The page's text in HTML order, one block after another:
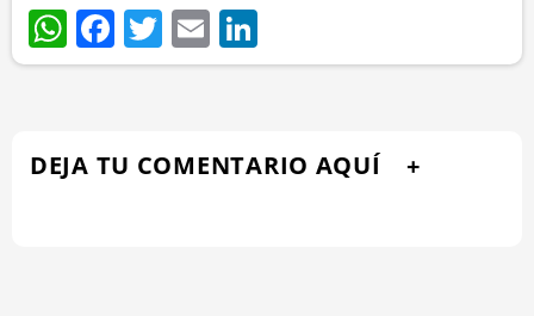
WhatsApp
Facebook
Twitter
Email
DEJA TU COMENTARIO AQUÍ